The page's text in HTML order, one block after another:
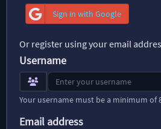
Sign in with Google
Or register using your email
Username
Your username must be a minimum of
Email address